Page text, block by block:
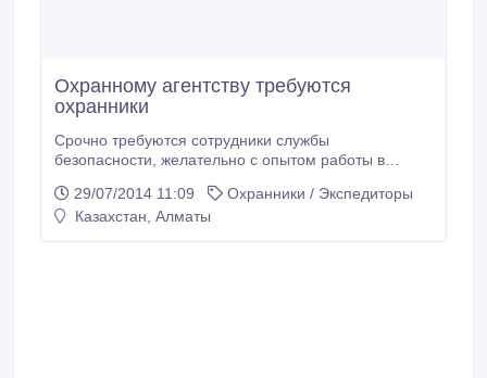
Охранному агентству требуются
охранники
Срочно требуются сотрудники службы
безопасности, желательно с опытом работы в
тенге..
29/07/2014 11:09
Охранники / Экспедиторы
Казахстан, Алматы